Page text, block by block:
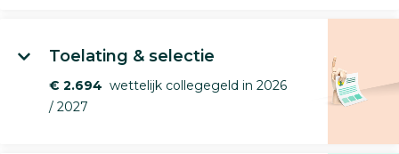
Toelating & selectie
€ 2.694 wettelijk collegegeld in 2026
/ 2027